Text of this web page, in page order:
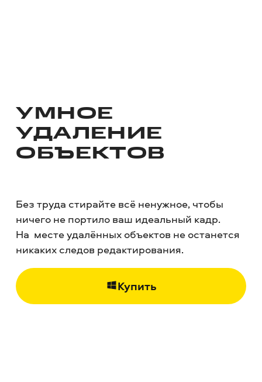
УМНОЕ
УДАЛЕНИЕ
ОБЪЕКТОВ
Без труда стирайте всё ненужное, чтобы
ничего не портило ваш идеальный кадр.
На месте удалённых объектов не останется
никаких следов редактирования.
Купить